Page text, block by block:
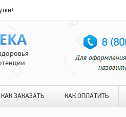
КАК ЗАКАЗАТЬ КАК ОПЛАТИТЬ